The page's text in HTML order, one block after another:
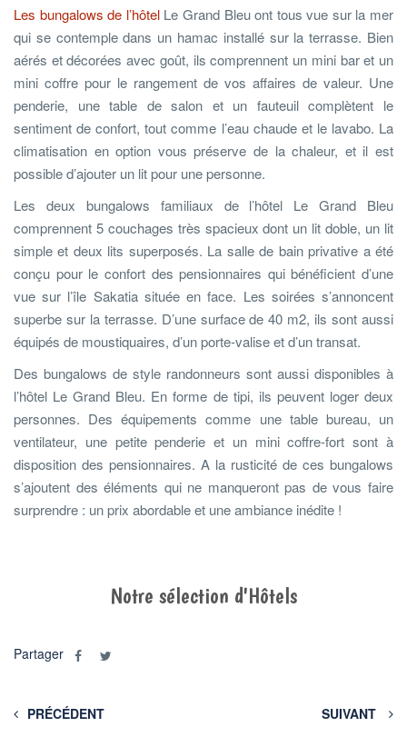
Les bungalows de l’hôtelLe Grand Bleu ont tous vue sur la mer
qui se contemple dans un hamac installé sur la terrasse. Bien
aérés et décorées avec goût, ils comprennent un mini bar et un
mini coffre pour le rangement de vos affaires de valeur. Une
penderie, une table de salon et un fauteuil complètent le
sentiment de confort, tout comme l’eau chaude et le lavabo. La
climatisation en option vous préserve de la chaleur, et il est
possible d’ajouter un lit pour une personne.
Les deux bungalows familiaux de l’hôtel Le Grand Bleu
comprennent 5 couchages très spacieux dont un lit doble, un lit
simple et deux lits superposés. La salle de bain privative a été
conçu pour le confort des pensionnaires qui bénéficient d’une
vue sur l’île Sakatia située en face. Les soirées s’annoncent
superbe sur la terrasse. D’une surface de 40 m2, ils sont aussi
équipés de moustiquaires, d’un porte-valise et d’un transat.
Des bungalows de style randonneurs sont aussi disponibles à
l’hôtel Le Grand Bleu. En forme de tipi, ils peuvent loger deux
personnes. Des équipements comme une table bureau, un
ventilateur, une petite penderie et un mini coffre-fort sont à
disposition des pensionnaires. A la rusticité de ces bungalows
s’ajoutent des éléments qui ne manqueront pas de vous faire
surprendre : un prix abordable et une ambiance inédite !
Notre sélection d'Hôtels
Partager
PRÉCÉDENT SUIVANT